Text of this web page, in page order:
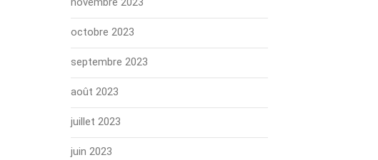
octobre 2023
septembre 2023
août 2023
juillet 2023
juin 2023